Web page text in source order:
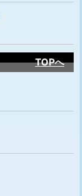
TOPへ